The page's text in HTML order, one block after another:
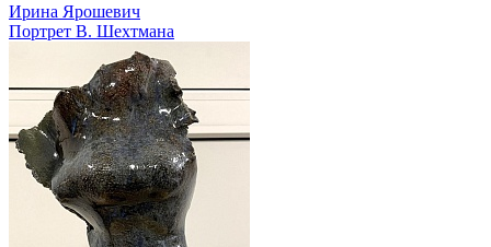
Ирина Ярошевич
Портрет В. Шехтмана